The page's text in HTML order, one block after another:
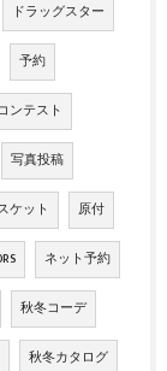
ドラッグスター
予約
ンテスト
写真投稿
ケット 原付
ネット予約
秋冬コーデ
秋冬カタログ